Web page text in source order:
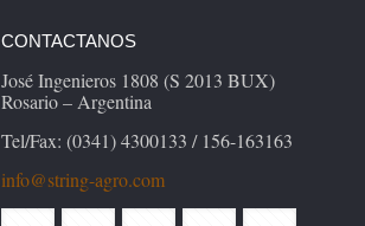
CONTACTANOS
José Ingenieros 1808 (S 2013 BUX)
Rosario – Argentina
Tel/Fax: (0341) 4300133 / 156-163163
info@string-agro.com